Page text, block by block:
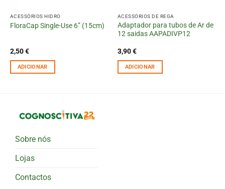
ACESSÓRIOS HIDRO
FloraCap Single-Use 6” (15cm)
2,50€
ADICIONAR
ACESSÓRIOS DE REGA
Adaptador para tubos de Ar de
12 saidas AAPADIVP12
3,90€
ADICIONAR
Sobre nós
Lojas
Contactos